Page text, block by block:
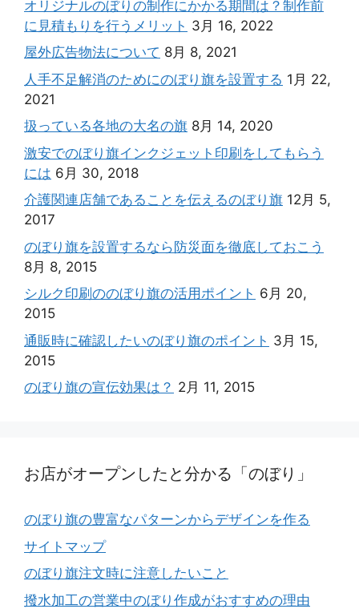
オリジナルのぼりの制作にかかる期間は？制作前
に見積もりを行うメリット 3月 16, 2022
屋外広告物法について 8月 8, 2021
人手不足解消のためにのぼり旗を設置する 1月 22,
2021
扱っている各地の大名の旗 8月 14, 2020
激安でのぼり旗インクジェット印刷をしてもらう
には 6月 30, 2018
介護関連店舗であることを伝えるのぼり旗 12月 5,
2017
のぼり旗を設置するなら防災面を徹底しておこう
8月 8, 2015
シルク印刷ののぼり旗の活用ポイント 6月 20,
2015
通販時に確認したいのぼり旗のポイント 3月 15,
2015
のぼり旗の宣伝効果は？ 2月 11, 2015
お店がオープンしたと分かる「のぼり」
のぼり旗の豊富なパターンからデザインを作る
サイトマップ
のぼり旗注文時に注意したいこと
撥水加工の営業中のぼり作成がおすすめの理由